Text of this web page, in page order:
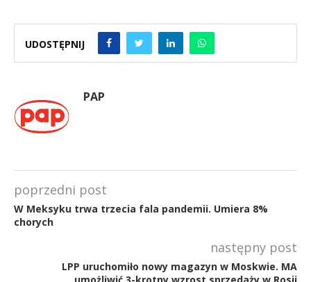
UDOSTĘPNIJ
PAP
poprzedni post
W Meksyku trwa trzecia fala pandemii. Umiera 8%
chorych
następny post
LPP uruchomiło nowy magazyn w Moskwie. MA